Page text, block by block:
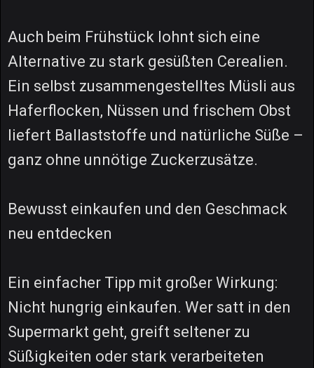
Auch beim Frühstück lohnt sich eine
Alternative zu stark gesüßten Cerealien.
Ein selbst zusammengestelltes Müsli aus
Haferflocken, Nüssen und frischem Obst
liefert Ballaststoffe und natürliche Süße –
ganz ohne unnötige Zuckerzusätze.
Bewusst einkaufen und den Geschmack
neu entdecken
Ein einfacher Tipp mit großer Wirkung:
Nicht hungrig einkaufen. Wer satt in den
Supermarkt geht, greift seltener zu
Süßigkeiten oder stark verarbeiteten